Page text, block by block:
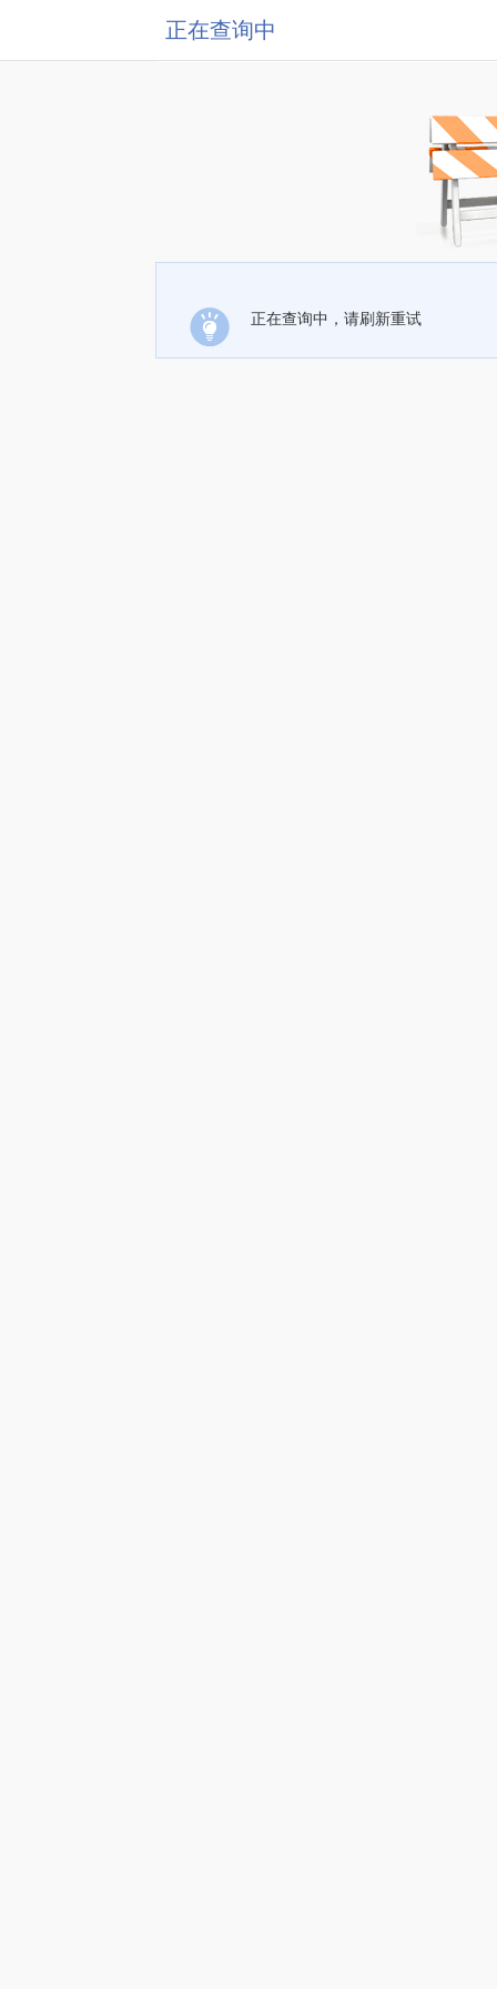
正在查询中
正在查询中，请刷新重试